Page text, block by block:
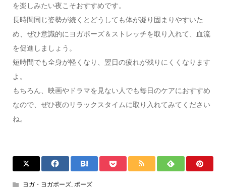
を楽しみたい夜こそおすすめです。
長時間同じ姿勢が続くとどうしても体が凝り固まりやすいた
め、ぜひ意識的にヨガポーズ＆ストレッチを取り入れて、血流
を促進しましょう。
短時間でも全身が軽くなり、翌日の疲れが残りにくくなります
よ。
もちろん、映画やドラマを見ない人でも毎日のケアにおすすめ
なので、ぜひ夜のリラックスタイムに取り入れてみてください
ね。
ヨガ・ヨガポーズ, ポーズ